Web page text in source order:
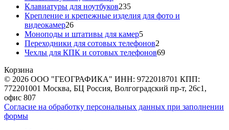
товара
Клавиатуры для ноутбуков235235
товаров
Крепление и крепежные изделия для фото и
видеокамер2626
товаров
Моноподы и штативы для камер55
товаров
Переходники для сотовых телефонов2
товара
Чехлы для КПК и сотовых телефонов6969
Корзина
© 2026 ООО "ГЕОГРАФИКА" ИНН: 9722018701 КПП:
772201001 Москва, БЦ Россия, Волгоградский пр-т, 26с1,
офис 807
Согласие на обработку персональных данных при заполнении
формы